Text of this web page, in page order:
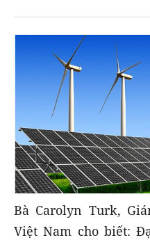
Bà Carolyn Turk,
Việt Nam cho biết: